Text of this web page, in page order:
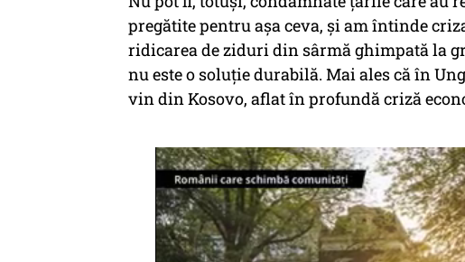
pregătite pentru așa ceva, și am întinde
ridicarea de ziduri din sârmă ghimpată la
nu este o soluție durabilă. Mai ales că în
vin din Kosovo, aflat în profundă criză